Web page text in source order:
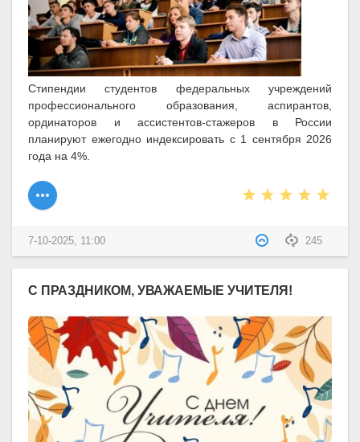
Стипендии студентов федеральных учреждений
профессионального образования, аспирантов,
ординаторов и ассистентов-стажеров в России
планируют ежегодно индексировать с 1 сентября 2026
года на 4%.
245
7-10-2025, 11:00
С ПРАЗДНИКОМ, УВАЖАЕМЫЕ УЧИТЕЛЯ!